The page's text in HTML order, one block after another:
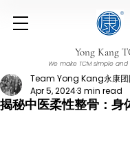
Yong Kang
We make TCM simple
揭秘中医柔性整骨：身
Team Yong Kang永康团
Apr 5, 20243 min read